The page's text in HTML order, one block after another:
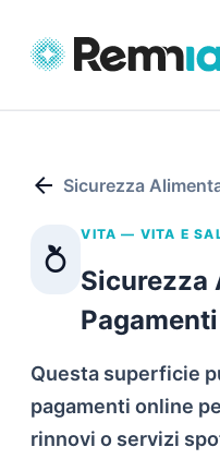
arrow_back Sicurezza
nutrition
VITA — VITA E
Sicurezza
Questa superficie
pagamenti online
rinnovi o servizi